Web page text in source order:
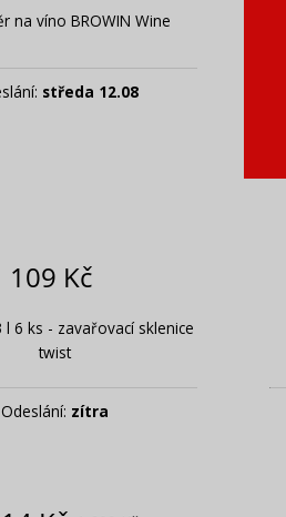
na víno BROWIN Wine
středa 12.08
potřebné v
109 Kč
l 6 ks - zavařovací sklenice
twist
Odeslání: zítra